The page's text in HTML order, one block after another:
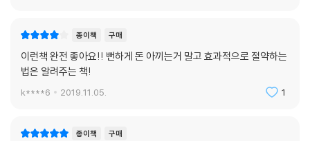
종이책 구매
이런책 완전 좋아요!! 뻔하게 돈 아끼는거 말고 효과적으로 절약하는
법은 알려주는 책!
k****6 2019.11.05. 1
종이책 구매